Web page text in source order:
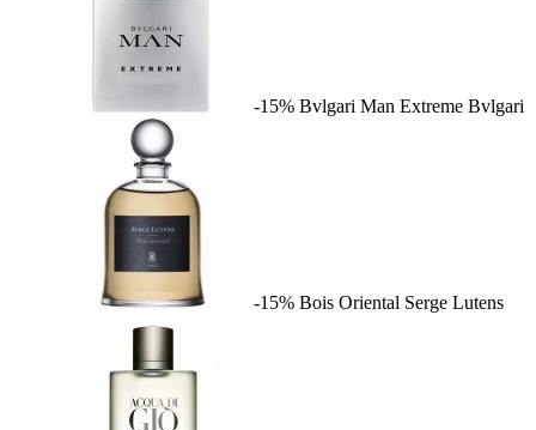
-15% Bvlgari Man Extreme Bvlgari
-15% Bois Oriental Serge Lutens